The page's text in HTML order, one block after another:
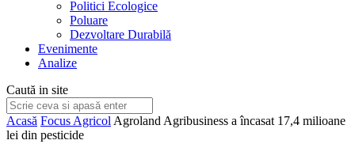
Politici Ecologice
Poluare
Dezvoltare Durabilă
Evenimente
Analize
Caută in site
Acasă Focus Agricol Agroland Agribusiness a încasat 17,4 milioane
lei din pesticide